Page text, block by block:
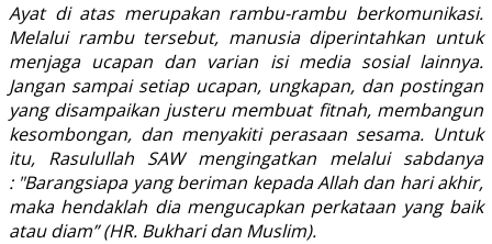
Ayat di atas merupakan rambu-rambu berkomunikasi.
Melalui rambu tersebut, manusia diperintahkan untuk
menjaga ucapan dan varian isi media sosial lainnya.
Jangan sampai setiap ucapan, ungkapan, dan postingan
yang disampaikan justeru membuat fitnah, membangun
kesombongan, dan menyakiti perasaan sesama. Untuk
itu, Rasulullah SAW mengingatkan melalui sabdanya
: "Barangsiapa yang beriman kepada Allah dan hari akhir,
maka hendaklah dia mengucapkan perkataan yang baik
atau diam” (HR. Bukhari dan Muslim).